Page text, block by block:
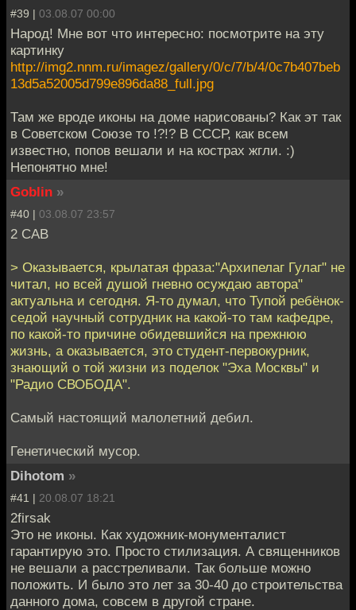
#39 | 03.08.07 00:00
Народ! Мне вот что интересно: посмотрите на эту
картинку
http://img2.nnm.ru/imagez/gallery/0/c/7/b/4/0c7b407beb
13d5a52005d799e896da88_full.jpg
Там же вроде иконы на доме нарисованы? Как эт так
в Советском Союзе то !?!? В СССР, как всем
известно, попов вешали и на кострах жгли. :)
Непонятно мне!
Goblin »
#40 | 03.08.07 23:57
2 CAB
> Оказывается, крылатая фраза:"Архипелаг Гулаг" не
читал, но всей душой гневно осуждаю автора"
актуальна и сегодня. Я-то думал, что Тупой ребёнок-
седой научный сотрудник на какой-то там кафедре,
по какой-то причине обидевшийся на прежнюю
жизнь, а оказывается, это студент-первокурник,
знающий о той жизни из поделок "Эха Москвы" и
"Радио СВОБОДА".
Самый настоящий малолетний дебил.
Генетический мусор.
Dihotom »
#41 | 20.08.07 18:21
2firsak
Это не иконы. Как художник-монументалист
гарантирую это. Просто стилизация. А священников
не вешали а расстреливали. Так больше можно
положить. И было это лет за 30-40 до строительства
данного дома, совсем в другой стране.